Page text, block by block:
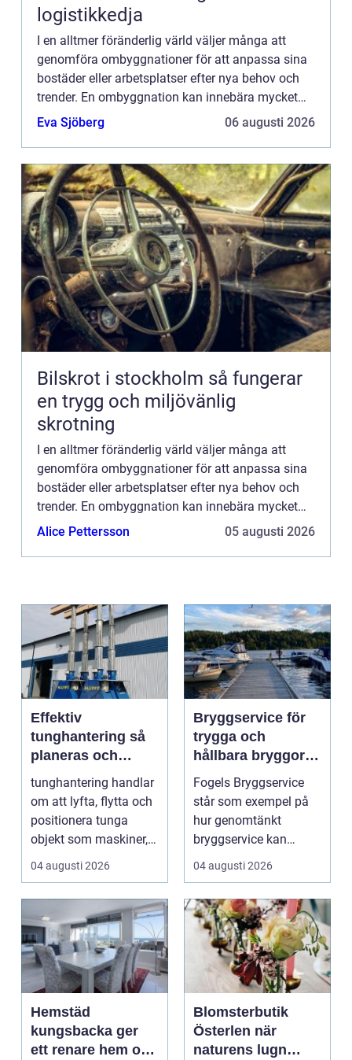
logistikkedja
I en alltmer föränderlig värld väljer många att
genomföra ombyggnationer för att anpassa sina
bostäder eller arbetsplatser efter nya behov och
trender. En ombyggnation kan innebära mycket
mer än bara...
Eva Sjöberg 06 augusti 2026
Bilskrot i stockholm så fungerar
en trygg och miljövänlig
skrotning
I en alltmer föränderlig värld väljer många att
genomföra ombyggnationer för att anpassa sina
bostäder eller arbetsplatser efter nya behov och
trender. En ombyggnation kan innebära mycket
mer än bara...
Alice Pettersson 05 augusti 2026
Effektiv
tunghantering så
planeras och
genomförs säkra
lyft
tunghantering handlar
om att lyfta, flytta och
positionera tunga
objekt som maskiner,
hus, broar och...
04 augusti 2026
Bryggservice för
trygga och
hållbara bryggor
året runt
Fogels Bryggservice
står som exempel på
hur genomtänkt
bryggservice kan
förvan...
04 augusti 2026
Hemstäd
kungsbacka ger
ett renare hem och
Blomsterbutik
Österlen när
naturens lugn